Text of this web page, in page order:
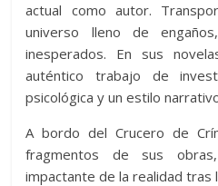
actual como autor.
universo lleno de
inesperados. En sus
auténtico trabajo de
psicológica y un estilo
A bordo del Crucero de
fragmentos de sus
impactante de la realidad tras